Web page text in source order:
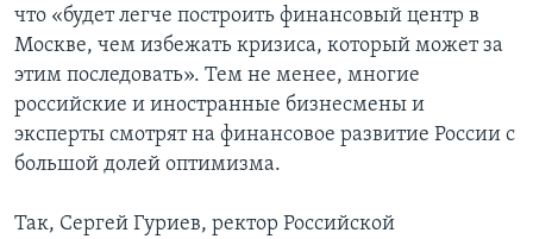
что «будет легче построить финансовый центр в
Москве, чем избежать кризиса, который может за
этим последовать». Тем не менее, многие
российские и иностранные бизнесмены и
эксперты смотрят на финансовое развитие России с
большой долей оптимизма.
Так, Сергей Гуриев, ректор Российской